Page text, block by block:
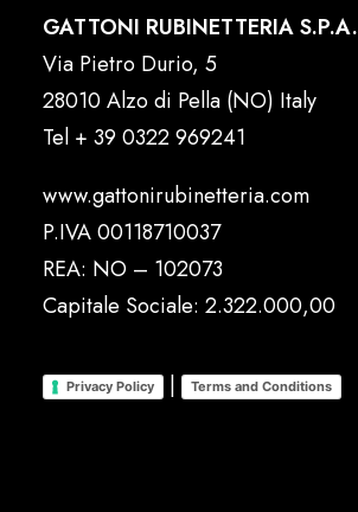
GATTONI RUBINETTERIA S.P.A.
Via Pietro Durio, 5
28010 Alzo di Pella (NO) Italy
Tel + 39 0322 969241
www.gattonirubinetteria.com
P.IVA 00118710037
REA: NO – 102073
Capitale Sociale: 2.322.000,00
Privacy Policy | Terms and Conditions